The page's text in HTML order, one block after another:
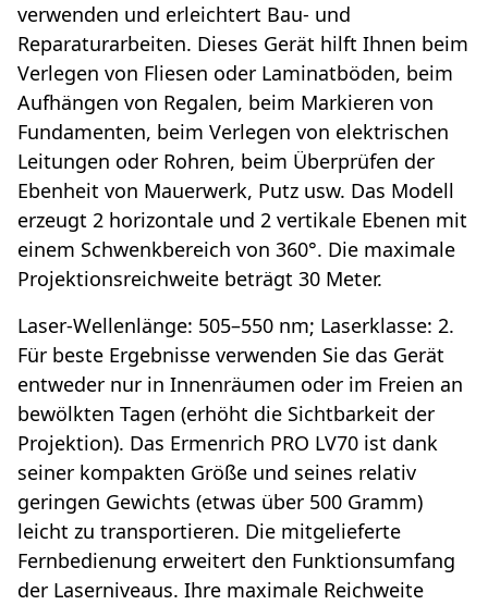
verwenden und erleichtert Bau- und
Reparaturarbeiten. Dieses Gerät hilft Ihnen beim
Verlegen von Fliesen oder Laminatböden, beim
Aufhängen von Regalen, beim Markieren von
Fundamenten, beim Verlegen von elektrischen
Leitungen oder Rohren, beim Überprüfen der
Ebenheit von Mauerwerk, Putz usw. Das Modell
erzeugt 2 horizontale und 2 vertikale Ebenen mit
einem Schwenkbereich von 360°. Die maximale
Projektionsreichweite beträgt 30 Meter.
Laser-Wellenlänge: 505–550 nm; Laserklasse: 2.
Für beste Ergebnisse verwenden Sie das Gerät
entweder nur in Innenräumen oder im Freien an
bewölkten Tagen (erhöht die Sichtbarkeit der
Projektion). Das Ermenrich PRO LV70 ist dank
seiner kompakten Größe und seines relativ
geringen Gewichts (etwas über 500 Gramm)
leicht zu transportieren. Die mitgelieferte
Fernbedienung erweitert den Funktionsumfang
der Laserniveaus. Ihre maximale Reichweite